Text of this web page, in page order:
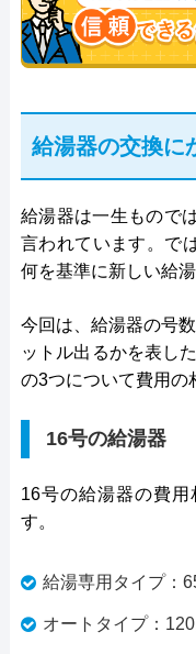
給湯器の交換に
給湯器は一生もので
言われています。で
何を基準に新しい給
今回は、給湯器の号
ットル出るかを表し
の3つについて費用の
16号の給湯器
16号の給湯器の費
す。
給湯専用タイプ：
オートタイプ：